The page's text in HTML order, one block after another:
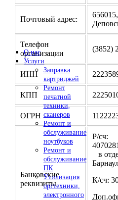
О нас
Услуги
Заправка
картриджей
Ремонт
печатной
техники,
сканеров
Ремонт и
обслуживание
ноутбуков
Ремонт и
обслуживание
ПК
Утилизация
оргтехники,
электронного
Почтовый адрес:
Телефон
организации
(3852)
ИНН
КПП
ОГРН
Банковские
реквизиты
Р/сч:
в
К/сч: